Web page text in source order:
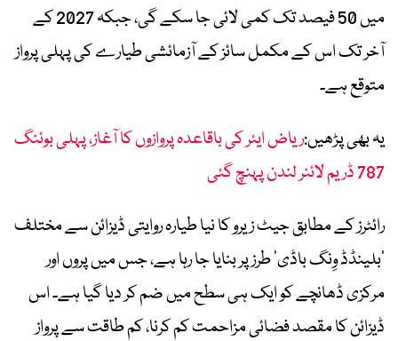
میں 50 فیصد تک کمی لائی جا سکے گی، جبکہ 2027 کے
آخر تک اس کے مکمل سائز کے آزمائشی طیارے کی پہلی پرواز
متوقع ہے۔
یہ بھی پڑھیں:ریاض ایئر کی باقاعدہ پروازوں کا آغاز، پہلی بوئنگ
787 ڈریم لائنر لندن پہنچ گئی
رائٹرز کے مطابق جیٹ زیرو کا نیا طیارہ روایتی ڈیزائن سے مختلف
’بلینڈڈ وِنگ باڈی‘ طرز پر بنایا جا رہا ہے، جس میں پروں اور
مرکزی ڈھانچے کو ایک ہی سطح میں ضم کر دیا گیا ہے۔ اس
ڈیزائن کا مقصد فضائی مزاحمت کم کرنا، کم طاقت سے پرواز